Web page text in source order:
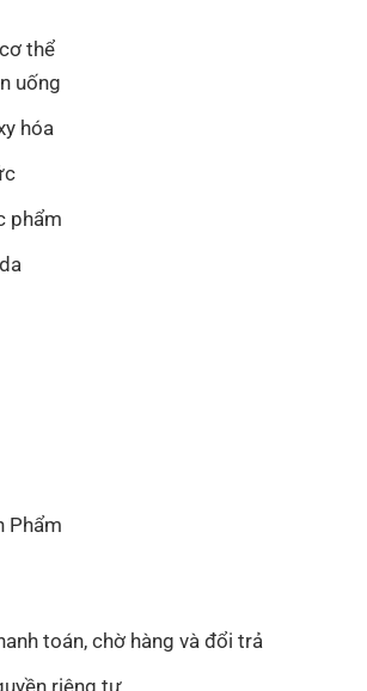
thể
uống
hóa
phẩm
Phẩm
toán, chờ hàng và đổi trả
riêng tư